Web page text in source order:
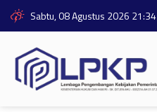
Sabtu, 08 Agustus 2026 21:34